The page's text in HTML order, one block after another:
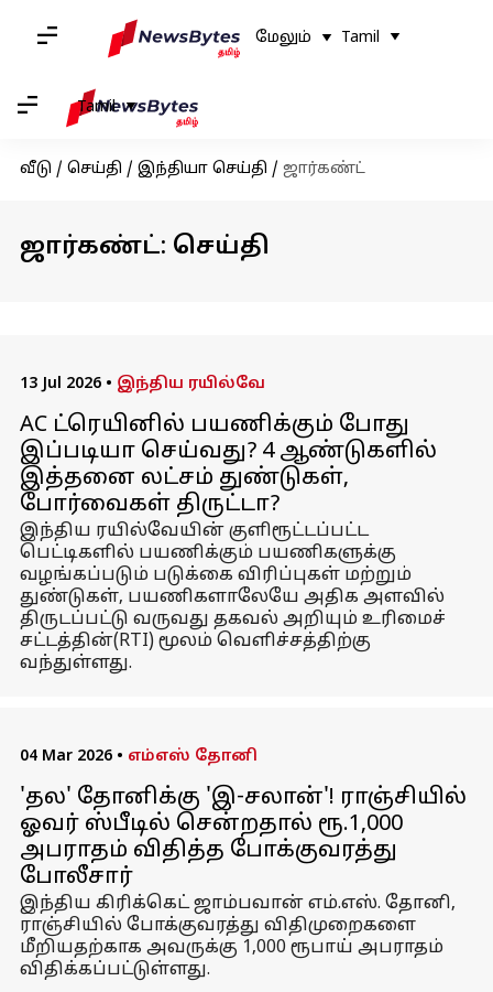
மேலும் Tamil
Tamil
வீடு / செய்தி / இந்தியா செய்தி / ஜார்கண்ட்
ஜார்கண்ட்: செய்தி
13 Jul 2026 • இந்திய ரயில்வே
AC ட்ரெயினில் பயணிக்கும் போது
இப்படியா செய்வது? 4 ஆண்டுகளில்
இத்தனை லட்சம் துண்டுகள்,
போர்வைகள் திருட்டா?
இந்திய ரயில்வேயின் குளிரூட்டப்பட்ட
பெட்டிகளில் பயணிக்கும் பயணிகளுக்கு
வழங்கப்படும் படுக்கை விரிப்புகள் மற்றும்
துண்டுகள், பயணிகளாலேயே அதிக அளவில்
திருடப்பட்டு வருவது தகவல் அறியும் உரிமைச்
சட்டத்தின்(RTI) மூலம் வெளிச்சத்திற்கு
வந்துள்ளது.
04 Mar 2026 • எம்எஸ் தோனி
'தல' தோனிக்கு 'இ-சலான்'! ராஞ்சியில்
ஓவர் ஸ்பீடில் சென்றதால் ரூ.1,000
அபராதம் விதித்த போக்குவரத்து
போலீசார்
இந்திய கிரிக்கெட் ஜாம்பவான் எம்.எஸ். தோனி,
ராஞ்சியில் போக்குவரத்து விதிமுறைகளை
மீறியதற்காக அவருக்கு 1,000 ரூபாய் அபராதம்
விதிக்கப்பட்டுள்ளது.